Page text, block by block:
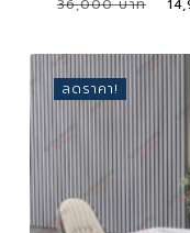
36,000
ลดราคา!